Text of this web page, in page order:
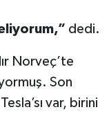
dedi.
Norveç’te
Son
var, birini